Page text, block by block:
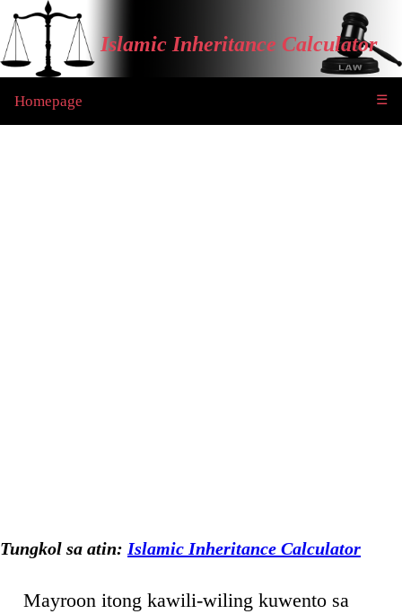
Islamic Inheritance Calculator
Homepage ☰
Tungkol sa atin: Islamic Inheritance Calculator
Mayroon itong kawili-wiling kuwento sa